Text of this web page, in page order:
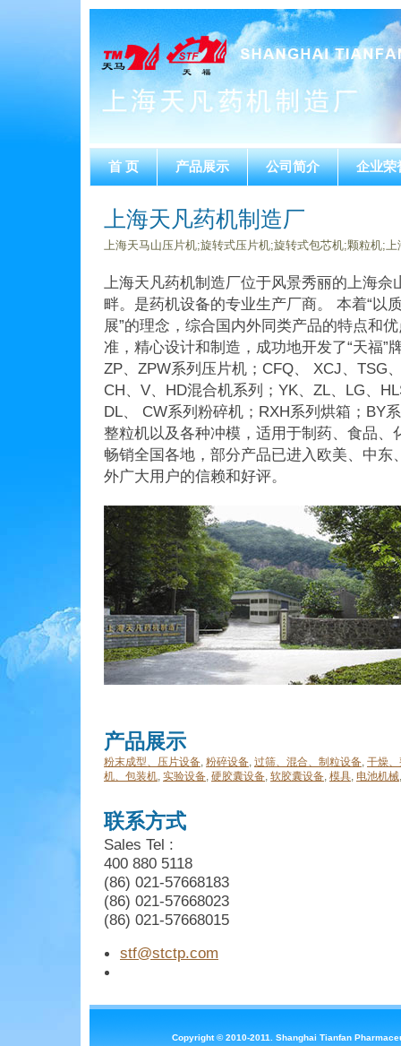
首 页 产品展示 公司简介 企业荣
上海天凡药机制造厂
上海天马山压片机;旋转式压片机;旋转式包芯机;颗粒机;上
上海天凡药机制造厂位于风景秀丽的上海佘
畔。是药机设备的专业生产厂商。 本着“以
展”的理念，综合国内外同类产品的特点和
准，精心设计和制造，成功地开发了“天福
ZP、ZPW系列压片机；CFQ、 XCJ、TSG
CH、V、HD混合机系列；YK、ZL、LG、
DL、 CW系列粉碎机；RXH系列烘箱；BY
整粒机以及各种冲模，适用于制药、食品、
畅销全国各地，部分产品已进入欧美、中东
外广大用户的信赖和好评。
产品展示
粉末成型、压片设备, 粉碎设备, 过筛、混合、制粒设备, 干燥
机、包装机, 实验设备, 硬胶囊设备, 软胶囊设备, 模具, 电池机械
联系方式
Sales Tel :
400 880 5118
(86) 021-57668183
(86) 021-57668023
(86) 021-57668015
stf@stctp.com
Copyright © 2010-2011. Shanghai Tianfan